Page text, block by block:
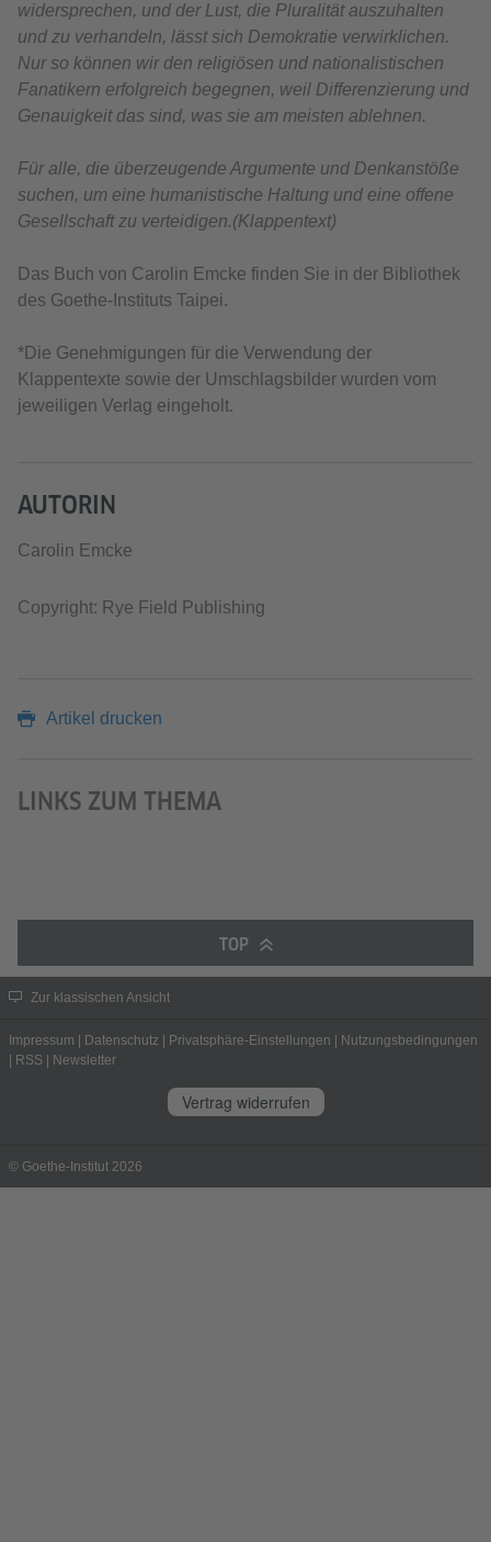
widersprechen, und der Lust, die Pluralität auszuhalten
und zu verhandeln, lässt sich Demokratie verwirklichen.
Nur so können wir den religiösen und nationalistischen
Fanatikern erfolgreich begegnen, weil Differenzierung und
Genauigkeit das sind, was sie am meisten ablehnen.
Für alle, die überzeugende Argumente und Denkanstöße
suchen, um eine humanistische Haltung und eine offene
Gesellschaft zu verteidigen.(Klappentext)
Das Buch von Carolin Emcke finden Sie in der Bibliothek
des Goethe-Instituts Taipei.
*Die Genehmigungen für die Verwendung der
Klappentexte sowie der Umschlagsbilder wurden vom
jeweiligen Verlag eingeholt.
AUTORIN
Carolin Emcke
Copyright: Rye Field Publishing
Artikel drucken
LINKS ZUM THEMA
TOP
Zur klassischen Ansicht
Impressum Datenschutz Privatsphäre-Einstellungen
Nutzungsbedingungen
RSS Newsletter
Vertrag widerrufen
© Goethe-Institut 2026